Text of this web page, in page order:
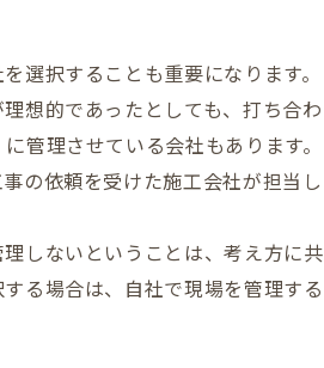
選択することも重要になります。
想的であったとしても、打ち合わ
管理させている会社もあります。
の依頼を受けた施工会社が担当し
しないということは、考え方に共
る場合は、自社で現場を管理する